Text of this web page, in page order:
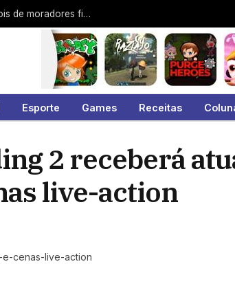
Protesto contra a EDP interdita a Jamil João Zarif depois de moradores ficarem 9 dias sem energia no Malvinas
Esporte Games Receitas
2 receberá
live-action